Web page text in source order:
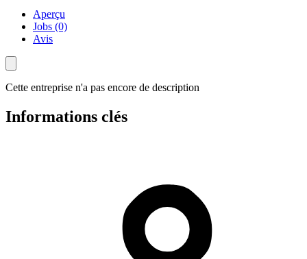
Aperçu
Jobs (0)
Avis
Cette entreprise n'a pas encore de description
Informations clés